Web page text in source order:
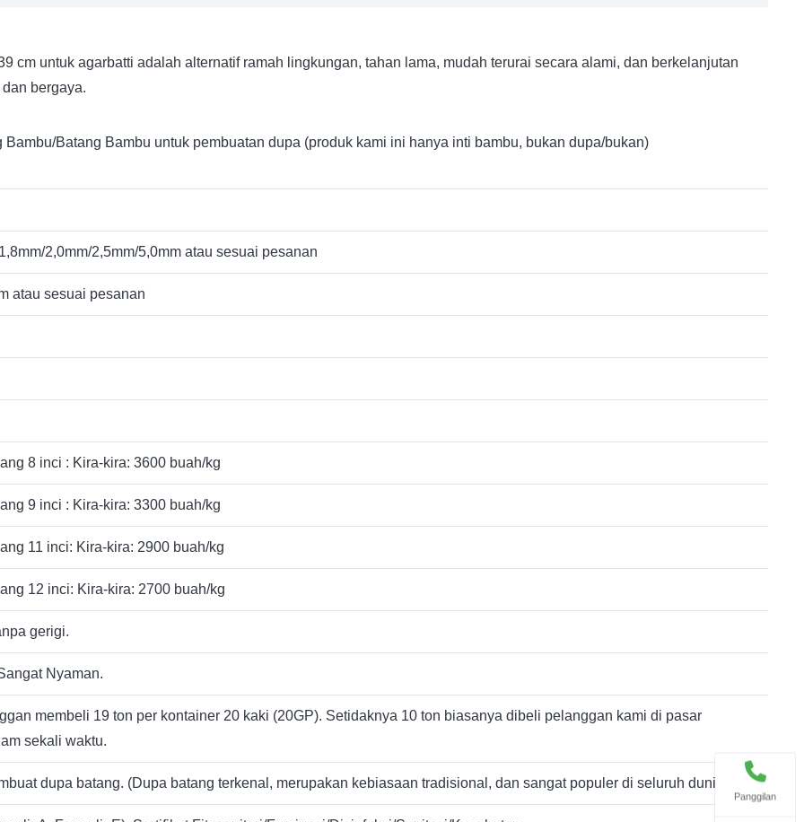
cm untuk agarbatti adalah alternatif ramah lingkungan, tahan lama, mudah terurai secara alami, dan berkelanjutan
bergaya.
Bambu/Batang Bambu untuk pembuatan dupa (produk kami ini hanya inti bambu, bukan dupa/bukan)
2,0mm/2,5mm/5,0mm atau sesuai pesanan
atau sesuai pesanan
8 inci : Kira-kira: 3600 buah/kg
9 inci : Kira-kira: 3300 buah/kg
11 inci: Kira-kira: 2900 buah/kg
12 inci: Kira-kira: 2700 buah/kg
gerigi.
Nyaman.
membeli 19 ton per kontainer 20 kaki (20GP). Setidaknya 10 ton biasanya dibeli pelanggan kami di pasar
sekali waktu.
dupa batang. (Dupa batang terkenal, merupakan kebiasaan tradisional, dan sangat populer di seluruh dunia.)
Panggilan